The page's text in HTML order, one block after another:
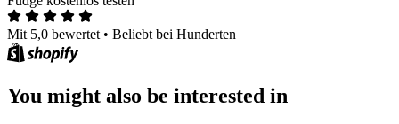
Mit 5,0 bewertet • Beliebt bei Hunderten
You might also be interested in